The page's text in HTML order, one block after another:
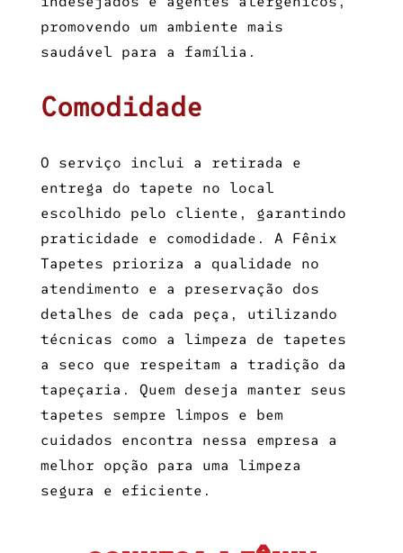
promovendo um ambiente mais
saudável para a família.
Comodidade
O serviço inclui a retirada e
entrega do tapete no local
escolhido pelo cliente, garantindo
praticidade e comodidade. A Fênix
Tapetes prioriza a qualidade no
atendimento e a preservação dos
detalhes de cada peça, utilizando
técnicas como a limpeza de tapetes
a seco que respeitam a tradição da
tapeçaria. Quem deseja manter seus
tapetes sempre limpos e bem
cuidados encontra nessa empresa a
melhor opção para uma limpeza
segura e eficiente.